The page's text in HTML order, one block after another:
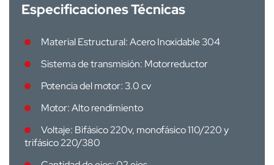
Especificaciones Técnicas
Material Estructural: Acero Inoxidable 304
Sistema de transmisión: Motorreductor
Potencia del motor: 3.0 cv
Motor: Alto rendimiento
Voltaje: Bifásico 220v, monofásico 110/220 y
trifásico 220/380